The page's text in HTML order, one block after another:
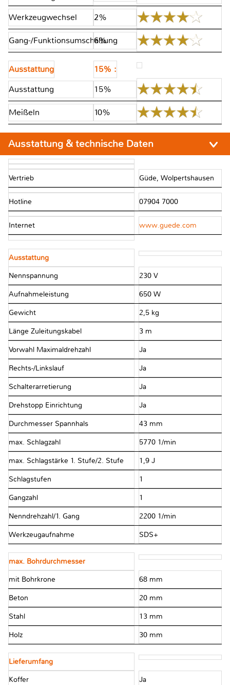
Werkzeugwechsel
2%
Gang-/Funktionsumschaltung
6%
Ausstattung
15% :
Ausstattung
15%
Meißeln 10%
Ausstattung & technische Daten
Vertrieb Güde, Wolpertshausen
Hotline 07904 7000
Internet www.guede.com
Ausstattung
Nennspannung 230 V
Aufnahmeleistung 650 W
Gewicht 2,5 kg
Länge Zuleitungskabel 3 m
Vorwahl Maximaldrehzahl Ja
Rechts-/Linkslauf Ja
Schalterarretierung Ja
Drehstopp Einrichtung Ja
Durchmesser Spannhals 43 mm
max. Schlagzahl 5770 1/min
max. Schlagstärke 1. Stufe/2. Stufe 1,9 J
Schlagstufen 1
Gangzahl 1
Nenndrehzahl/1. Gang 2200 1/min
Werkzeugaufnahme SDS+
max. Bohrdurchmesser
mit Bohrkrone 68 mm
Beton 20 mm
Stahl 13 mm
Holz 30 mm
Lieferumfang
Koffer Ja